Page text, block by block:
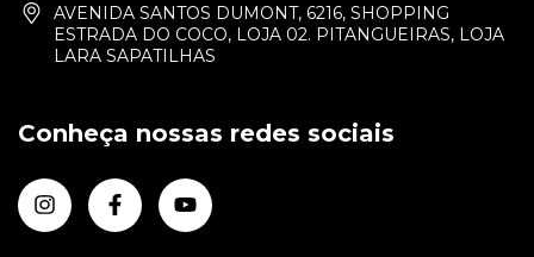
AVENIDA SANTOS DUMONT, 6216, SHOPPING
ESTRADA DO COCO, LOJA 02. PITANGUEIRAS, LOJA
LARA SAPATILHAS
Conheça nossas redes sociais